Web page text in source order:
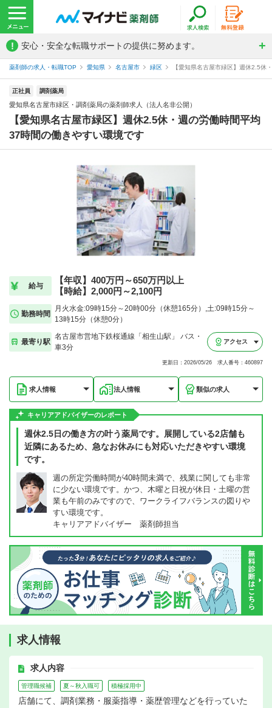
! 安心・安全な転職サポートの提供に努めます。
薬剤師の求人・転職TOP 愛知県 名古屋市 緑区 【愛知県名古屋市緑区】週休2.5
正社員 調剤薬局
愛知県名古屋市緑区・調剤薬局の薬剤師求人（法人名非公開）
【愛知県名古屋市緑区】週休2.5休・週の労働時間平均
37時間の働きやすい環境です
給与
【年収】400万円～650万円以上
【時給】2,000円～2,100円
勤務時間
月火水金:09時15分～20時00分（休憩165分）,土:09時15分～
13時15分（休憩0分）
最寄り駅
名古屋市営地下鉄桜通線「相生山駅」 バス・
車3分
アクセス
更新日：2026/05/26 求人番号：460897
求人情報 法人情報 類似の求人
キャリアアドバイザーのレポート
週休2.5日の働き方の叶う薬局です。展開している2店舗も
近隣にあるため、急なお休みにも対応いただきやすい環境
です。
週の所定労働時間が40時間未満で、残業に関しても非常
に少ない環境です。かつ、木曜と日祝が休日・土曜の営
業も午前のみですので、ワークライフバランスの図りや
すい環境です。
キャリアアドバイザー 薬剤師担当
求人情報
求人内容
管理職候補 夏～秋入職可 積極採用中
店舗にて、調剤業務・服薬指導・薬歴管理などを行っていた